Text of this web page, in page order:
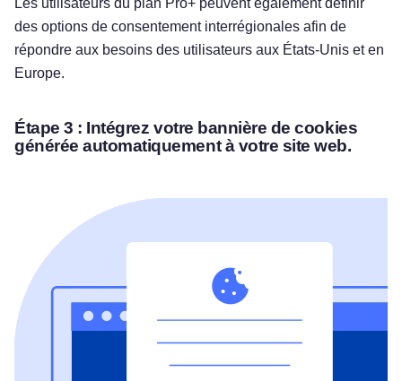
Les utilisateurs du plan Pro+ peuvent également définir
des options de consentement interrégionales afin de
répondre aux besoins des utilisateurs aux États-Unis et en
Europe.
Étape 3 : Intégrez votre bannière de cookies
générée automatiquement à votre site web.